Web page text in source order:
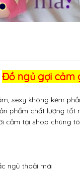
Đồ ngủ gợi cảm
sexy không kém
phẩm chất lượng tốt
cảm tại shop chúng
ngủ thoải mái